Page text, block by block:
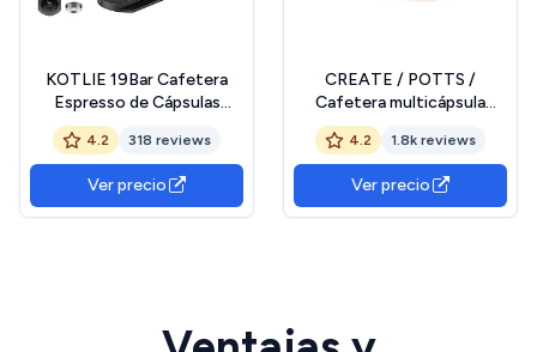
KOTLIE 19Bar Cafetera
Espresso de Cápsulas
Multifunción para
Nespresso/Dolce
Gusto/LAV*ZZA MIO y
Cápsulas de Café
Molido/ESE EM-308A
4.2 318 reviews
Ver precio
CREATE / POTTS /
Cafetera multicápsula
express y café molido Rosa
/ 19 bar, programable, ligera
y compacta, tanque 600ml,
sistema Thermoblock, apta
para café en todos sus
4.2 1.8k reviews
Ver precio